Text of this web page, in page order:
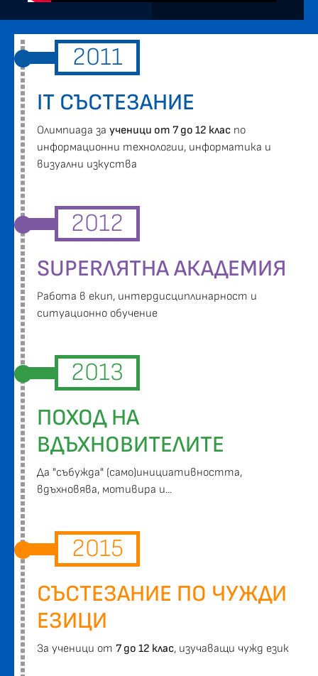
2011
IT СЪСТЕЗАНИЕ
Oлимпиада за ученици от 7 до 12 клас по
информационни технологии, информатика и
визуални изкуства
2012
SUPERЛЯТНА АКАДЕМИЯ
Работа в екип, интердисциплинарност и
ситуационно обучение
2013
ПОХОД НА
ВДЪХНОВИТЕЛИТЕ
Да "събужда" (само)инициативността,
вдъхновява, мотивира и...
2015
СЪСТЕЗАНИЕ ПО ЧУЖДИ
ЕЗИЦИ
За ученици от 7 до 12 клас, изучаващи чужд език